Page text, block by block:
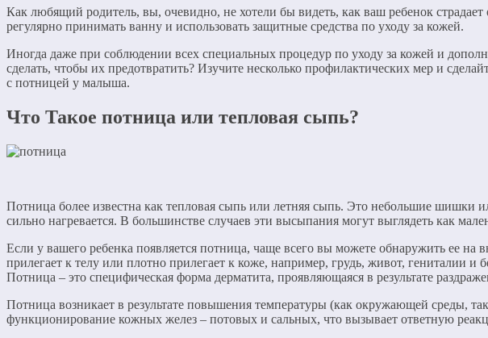
Как любящий родитель, вы, очевидно, не хотели бы видеть, как ваш ребенок
регулярно принимать ванну и использовать защитные средства по уходу за кожей.
Иногда даже при соблюдении всех специальных процедур по уходу за кожей и
сделать, чтобы их предотвратить? Изучите несколько профилактических мер и
с потницей у малыша.
Что Такое потница или тепловая сыпь?
Потница более известна как тепловая сыпь или летняя сыпь. Это небольшие шишки
сильно нагревается. В большинстве случаев эти высыпания могут выглядеть как
Если у вашего ребенка появляется потница, чаще всего вы можете обнаружить ее
прилегает к телу или плотно прилегает к коже, например, грудь, живот, гениталии
Потница – это специфическая форма дерматита, проявляющаяся в результате
Потница возникает в результате повышения температуры (как окружающей среды,
функционирование кожных желез – потовых и сальных, что вызывает ответную